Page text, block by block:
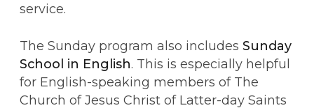
service.
The Sunday program also includes Sunday
School in English. This is especially helpful
for English-speaking members of The
Church of Jesus Christ of Latter-day Saints